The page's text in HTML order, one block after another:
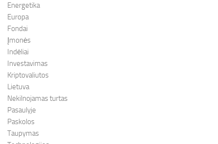
Energetika
Europa
Fondai
Įmonės
Indėliai
Investavimas
Kriptovaliutos
Lietuva
Nekilnojamas turtas
Pasaulyje
Paskolos
Taupymas